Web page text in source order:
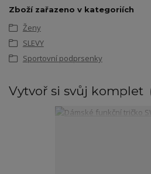
Zboží zařazeno v kategoriích
Ženy
SLEVY
Sportovní podprsenky
Vytvoř si svůj komplet